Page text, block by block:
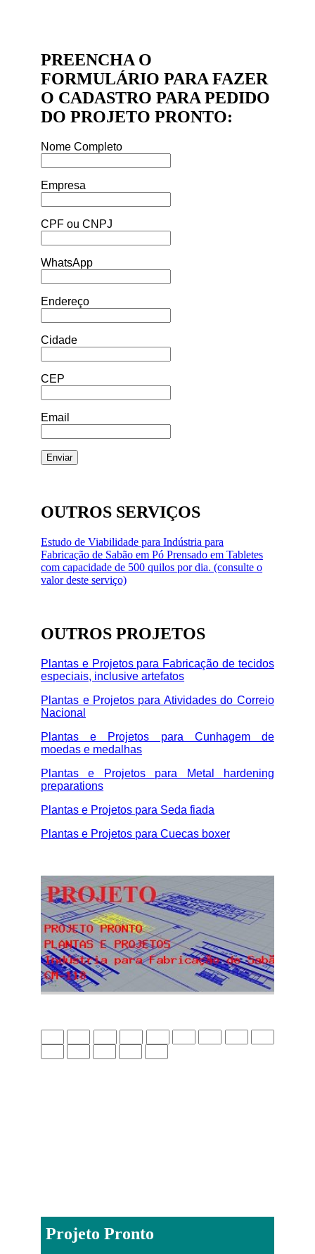
PREENCHA O
FORMULÁRIO PARA FAZER
O CADASTRO PARA PEDIDO
DO PROJETO PRONTO:
Nome Completo
Empresa
CPF ou CNPJ
WhatsApp
Endereço
Cidade
CEP
Email
OUTROS SERVIÇOS
Estudo de Viabilidade para Indústria para
Fabricação de Sabão em Pó Prensado em Tabletes
com capacidade de 500 quilos por dia. (consulte o
valor deste serviço)
OUTROS PROJETOS
Plantas e Projetos para Fabricação de tecidos
especiais, inclusive artefatos
Plantas e Projetos para Atividades do Correio
Nacional
Plantas e Projetos para Cunhagem de
moedas e medalhas
Plantas e Projetos para Metal hardening
preparations
Plantas e Projetos para Seda fiada
Plantas e Projetos para Cuecas boxer
Projeto Pronto